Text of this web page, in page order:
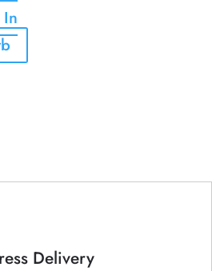
In
Delivery